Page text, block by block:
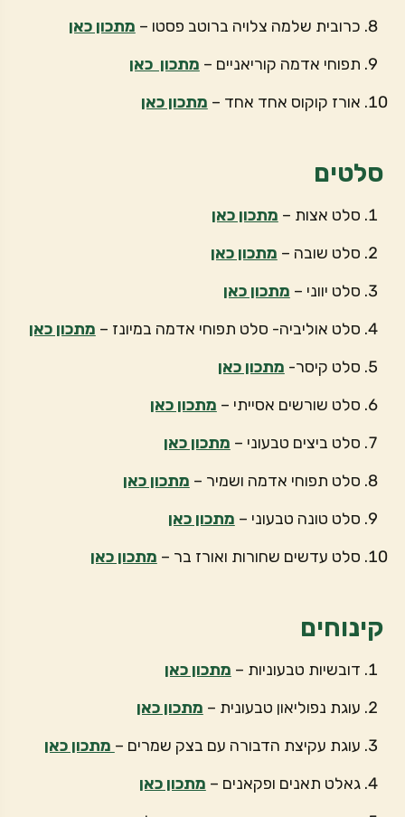
כרובית שלמה צלויה ברוטב פסטו – מתכון כאן
תפוחי אדמה קוריאניים – מתכון כאן
אורז קוקוס אחד אחד – מתכון כאן
סלטים
סלט אצות – מתכון כאן
סלט שובה – מתכון כאן
סלט יווני – מתכון כאן
סלט אוליביה- סלט תפוחי אדמה במיונז – מתכון כאן
סלט קיסר- מתכון כאן
סלט שורשים אסייתי – מתכון כאן
סלט ביצים טבעוני – מתכון כאן
סלט תפוחי אדמה ושמיר – מתכון כאן
סלט טונה טבעוני – מתכון כאן
סלט עדשים שחורות ואורז בר – מתכון כאן
קינוחים
דובשיות טבעוניות – מתכון כאן
עוגת נפוליאון טבעונית – מתכון כאן
עוגת עקיצת הדבורה עם בצק שמרים – מתכון כאן
גאלט תאנים ופקאנים – מתכון כאן